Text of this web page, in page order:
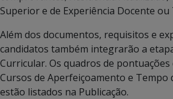
Superior e de Experiência Docente ou
Além dos documentos, requisitos e
candidatos também integrarão a
Curricular. Os quadros de pontuações
Cursos de Aperfeiçoamento e Tempo
estão listados na Publicação.